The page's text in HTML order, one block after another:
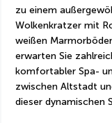
zu einem
Wolkenkratzer mit
weißen
erwarten Sie
komfortabler Spa-
zwischen Altstadt
dieser dynamischen